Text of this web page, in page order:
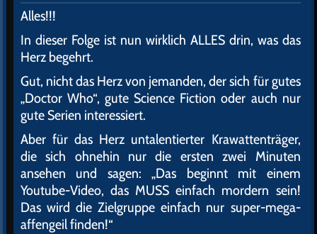
Alles!!!
In dieser Folge ist nun wirklich ALLES drin, was das
Herz begehrt.
Gut, nicht das Herz von jemanden, der sich für gutes
„Doctor Who“, gute Science Fiction oder auch nur
gute Serien interessiert.
Aber für das Herz untalentierter Krawattenträger,
die sich ohnehin nur die ersten zwei Minuten
ansehen und sagen: „Das beginnt mit einem
Youtube-Video, das MUSS einfach mordern sein!
Das wird die Zielgruppe einfach nur super-mega-
affengeil finden!“